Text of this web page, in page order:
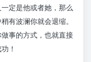
定是他或者她，那么
有波澜你就会退缩。
事的方式，也就直接
！